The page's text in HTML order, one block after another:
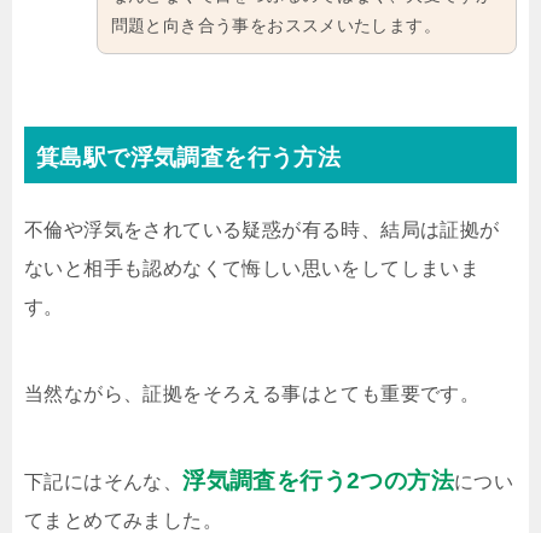
問題と向き合う事をおススメいたします。
箕島駅で浮気調査を行う方法
不倫や浮気をされている疑惑が有る時、結局は証拠が
ないと相手も認めなくて悔しい思いをしてしまいま
す。
当然ながら、証拠をそろえる事はとても重要です。
下記にはそんな、浮気調査を行う2つの方法につい
てまとめてみました。